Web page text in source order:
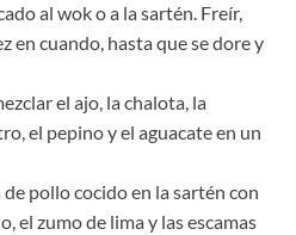
al wok o a la sartén. Freír,
en cuando, hasta que se dore y
el ajo, la chalota, la
el pepino y el aguacate en un
de pollo cocido en la sartén con
el zumo de lima y las escamas